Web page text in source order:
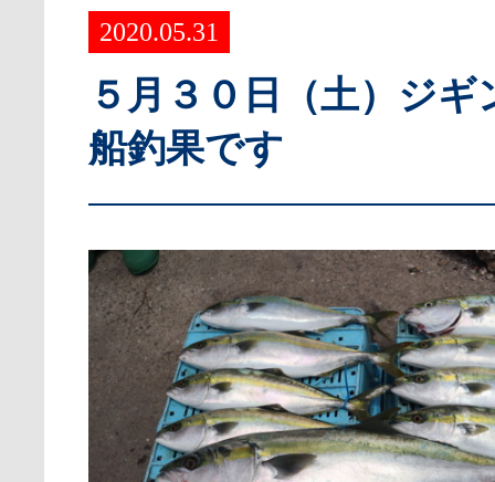
2020.05.31
５月３０日（土）ジギ
船釣果です